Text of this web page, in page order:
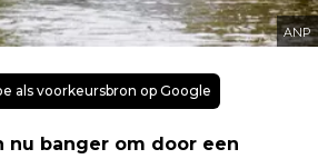
ANP
als voorkeursbron op Google
nu banger om door een